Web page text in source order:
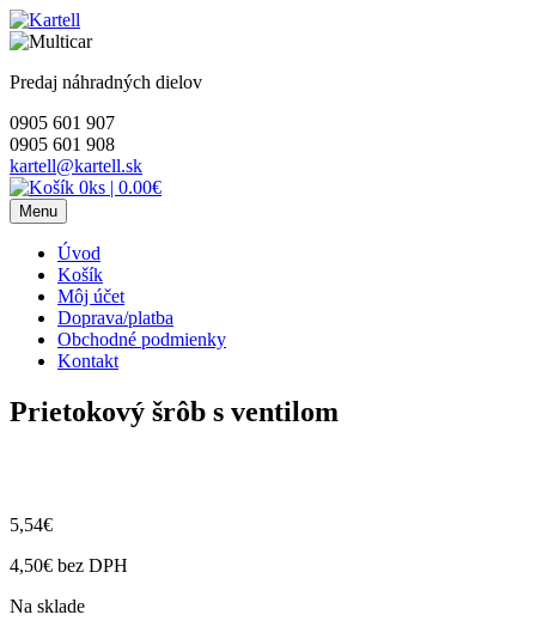
Skip
to
Predaj náhradných dielov
0905 601 907
0905 601 908
kartell@kartell.sk
0ks | 0.00€
Menu
Úvod
Košík
Môj účet
Doprava/platba
Obchodné podmienky
Kontakt
Prietokový šrôb s ventilom
5,54€
4,50€ bez DPH
Na sklade